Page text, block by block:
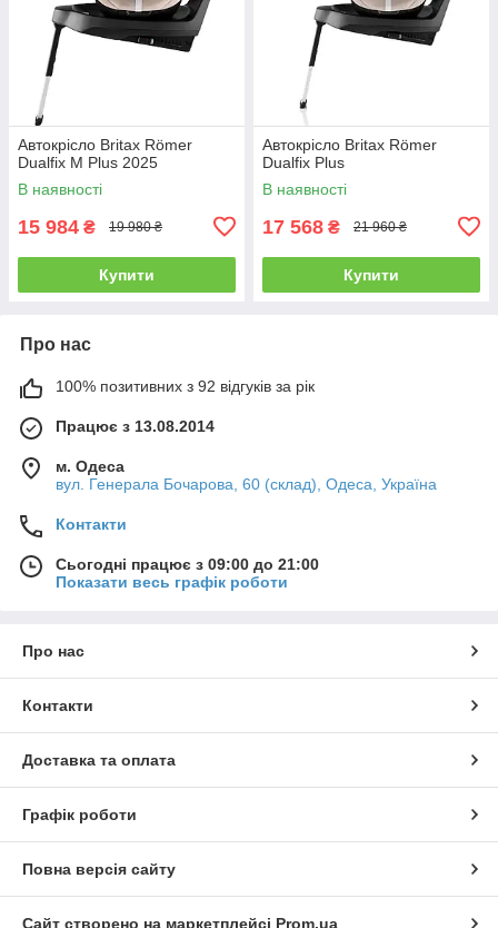
Автокрісло Britax Römer
Dualfix M Plus 2025
В наявності
15 984 ₴ 19 980 ₴
Купити
Автокрісло Britax Römer
Dualfix Plus
В наявності
17 568 ₴ 21 960 ₴
Купити
Про нас
100% позитивних з 92 відгуків за рік
Працює з 13.08.2014
м. Одеса
вул. Генерала Бочарова, 60 (склад), Одеса, Україна
Контакти
Сьогодні працює з 09:00 до 21:00
Показати весь графік роботи
Про нас
Контакти
Доставка та оплата
Графік роботи
Повна версія сайту
Сайт створено на маркетплейсі Prom.ua